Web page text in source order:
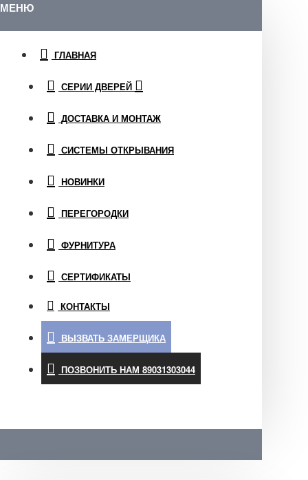
МЕНЮ
ГЛАВНАЯ
СЕРИИ ДВЕРЕЙ
ДОСТАВКА И МОНТАЖ
СИСТЕМЫ ОТКРЫВАНИЯ
НОВИНКИ
ПЕРЕГОРОДКИ
ФУРНИТУРА
СЕРТИФИКАТЫ
КОНТАКТЫ
ВЫЗВАТЬ ЗАМЕРЩИКА
ПОЗВОНИТЬ НАМ 89031303044